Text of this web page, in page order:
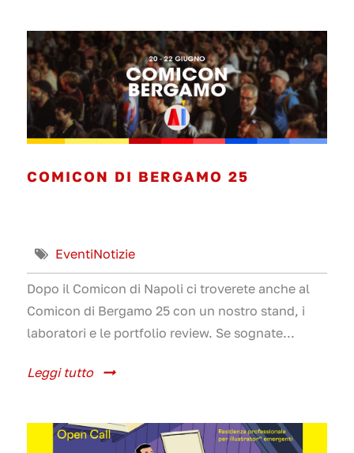
COMICON DI BERGAMO 25
EventiNotizie
Dopo il Comicon di Napoli ci troverete anche al
Comicon di Bergamo 25 con un nostro stand, i
laboratori e le portfolio review. Se sognate...
Leggi tutto